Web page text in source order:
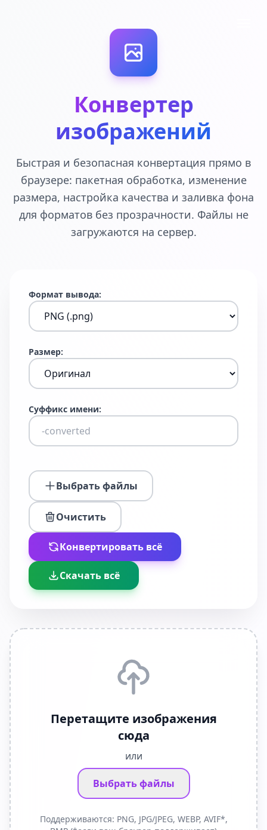
Конвертер
изображений
Быстрая и безопасная конвертация прямо в
браузере: пакетная обработка, изменение
размера, настройка качества и заливка фона
для форматов без прозрачности. Файлы не
загружаются на сервер.
Формат вывода:
Размер:
Суффикс имени:
Выбрать файлы
Очистить
Конвертировать всё
Скачать всё
Перетащите изображения
сюда
или
Выбрать файлы
Поддерживаются: PNG, JPG/JPEG, WEBP, AVIF*,